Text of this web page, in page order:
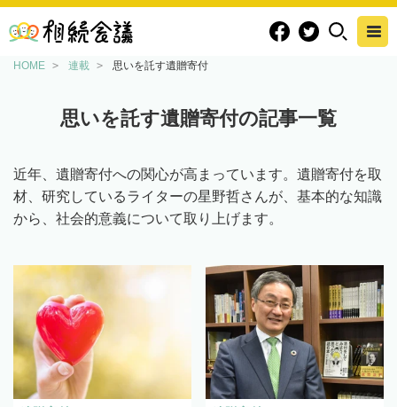
HOME 連載 思いを託す遺贈寄付
思いを託す遺贈寄付の記事一覧
近年、遺贈寄付への関心が高まっています。遺贈寄付を取
材、研究しているライターの星野哲さんが、基本的な知識
から、社会的意義について取り上げます。